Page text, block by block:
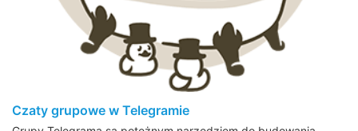
Czaty grupowe w Telegramie